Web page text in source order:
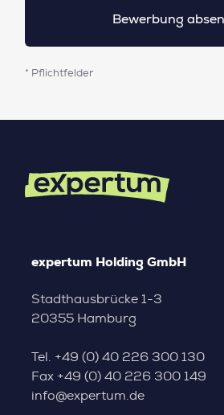
* Pflichtfelder
expertum Holding GmbH
Stadthausbrücke 1-3
20355 Hamburg
Tel. +49 (0) 40 226 300 130
Fax +49 (0) 40 226 300 149
info@expertum.de